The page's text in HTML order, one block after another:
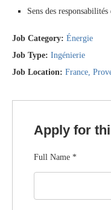
Sens des
Job Category: Énergie
Job Type: Ingénierie
Job Location: France
Apply for
Full Name *